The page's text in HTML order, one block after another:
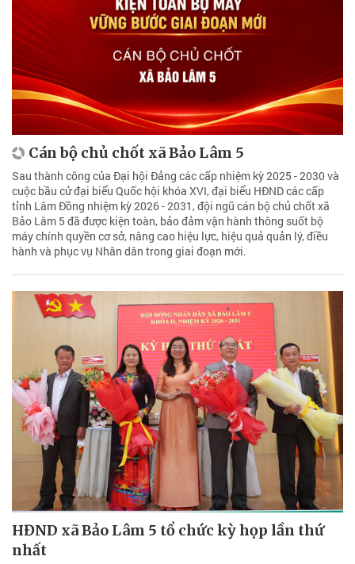
Cán bộ chủ chốt xã Bảo Lâm 5
Sau thành công của Đại hội Đảng các cấp nhiệm kỳ 2025 - 2030 và
cuộc bầu cử đại biểu Quốc hội khóa XVI, đại biểu HĐND các cấp
tỉnh Lâm Đồng nhiệm kỳ 2026 - 2031, đội ngũ cán bộ chủ chốt xã
Bảo Lâm 5 đã được kiện toàn, bảo đảm vận hành thông suốt bộ
máy chính quyền cơ sở, nâng cao hiệu lực, hiệu quả quản lý, điều
hành và phục vụ Nhân dân trong giai đoạn mới.
HĐND xã Bảo Lâm 5 tổ chức kỳ họp lần thứ
nhất